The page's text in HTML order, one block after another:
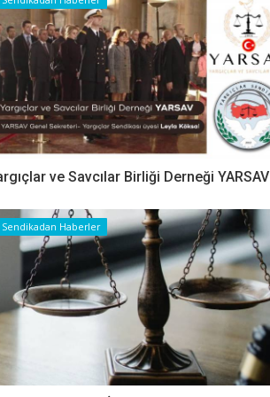
ve Savcılar Birliği Derneği YARSAV
Sendikadan Haberler